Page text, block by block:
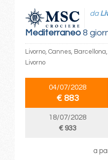
Mediterraneo8
da
Livorno, Cannes,
Livorno
04/07/2028
€ 883
18/07/2028
€ 933
a